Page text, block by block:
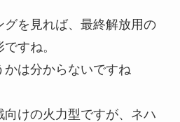
グを見れば、最終解放用の
すね。
は分からないですね
けの火力型ですが、ネハ